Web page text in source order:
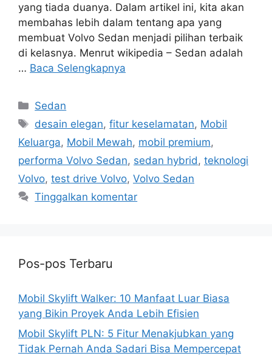
yang tiada duanya. Dalam artikel ini, kita akan
membahas lebih dalam tentang apa yang
membuat Volvo Sedan menjadi pilihan terbaik
di kelasnya. Menrut wikipedia – Sedan adalah
… Baca Selengkapnya
Kategori
Sedan
Tag
desain elegan,fitur keselamatan, Mobil
Keluarga, Mobil Mewah, mobil premium,
performa Volvo Sedan, sedan hybrid , teknologi
Volvo, test drive Volvo, Volvo Sedan
Tinggalkan komentar
Pos-pos Terbaru
Mobil Skylift Walker: 10 Manfaat Luar Biasa
yang Bikin Proyek Anda Lebih Efisien
Mobil Skylift PLN: 5 Fitur Menakjubkan yang
Tidak Pernah Anda Sadari Bisa Mempercepat